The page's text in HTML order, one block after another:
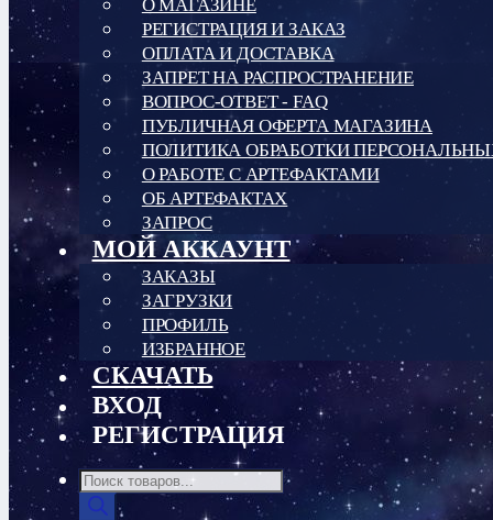
О МАГАЗИНЕ
РЕГИСТРАЦИЯ И ЗАКАЗ
ОПЛАТА И ДОСТАВКА
ЗАПРЕТ НА РАСПРОСТРАНЕНИЕ
ВОПРОС-ОТВЕТ - FAQ
ПУБЛИЧНАЯ ОФЕРТА МАГАЗИНА
ПОЛИТИКА ОБРАБОТКИ
О РАБОТЕ С АРТЕФАКТАМИ
ОБ АРТЕФАКТАХ
ЗАПРОС
МОЙ АККАУНТ
ЗАКАЗЫ
ЗАГРУЗКИ
ПРОФИЛЬ
ИЗБРАННОЕ
СКАЧАТЬ
ВХОД
РЕГИСТРАЦИЯ
Поиск
товаров